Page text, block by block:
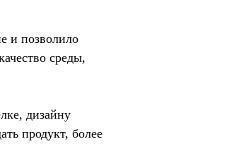
и позволило
среды,
дизайну
продукт, более